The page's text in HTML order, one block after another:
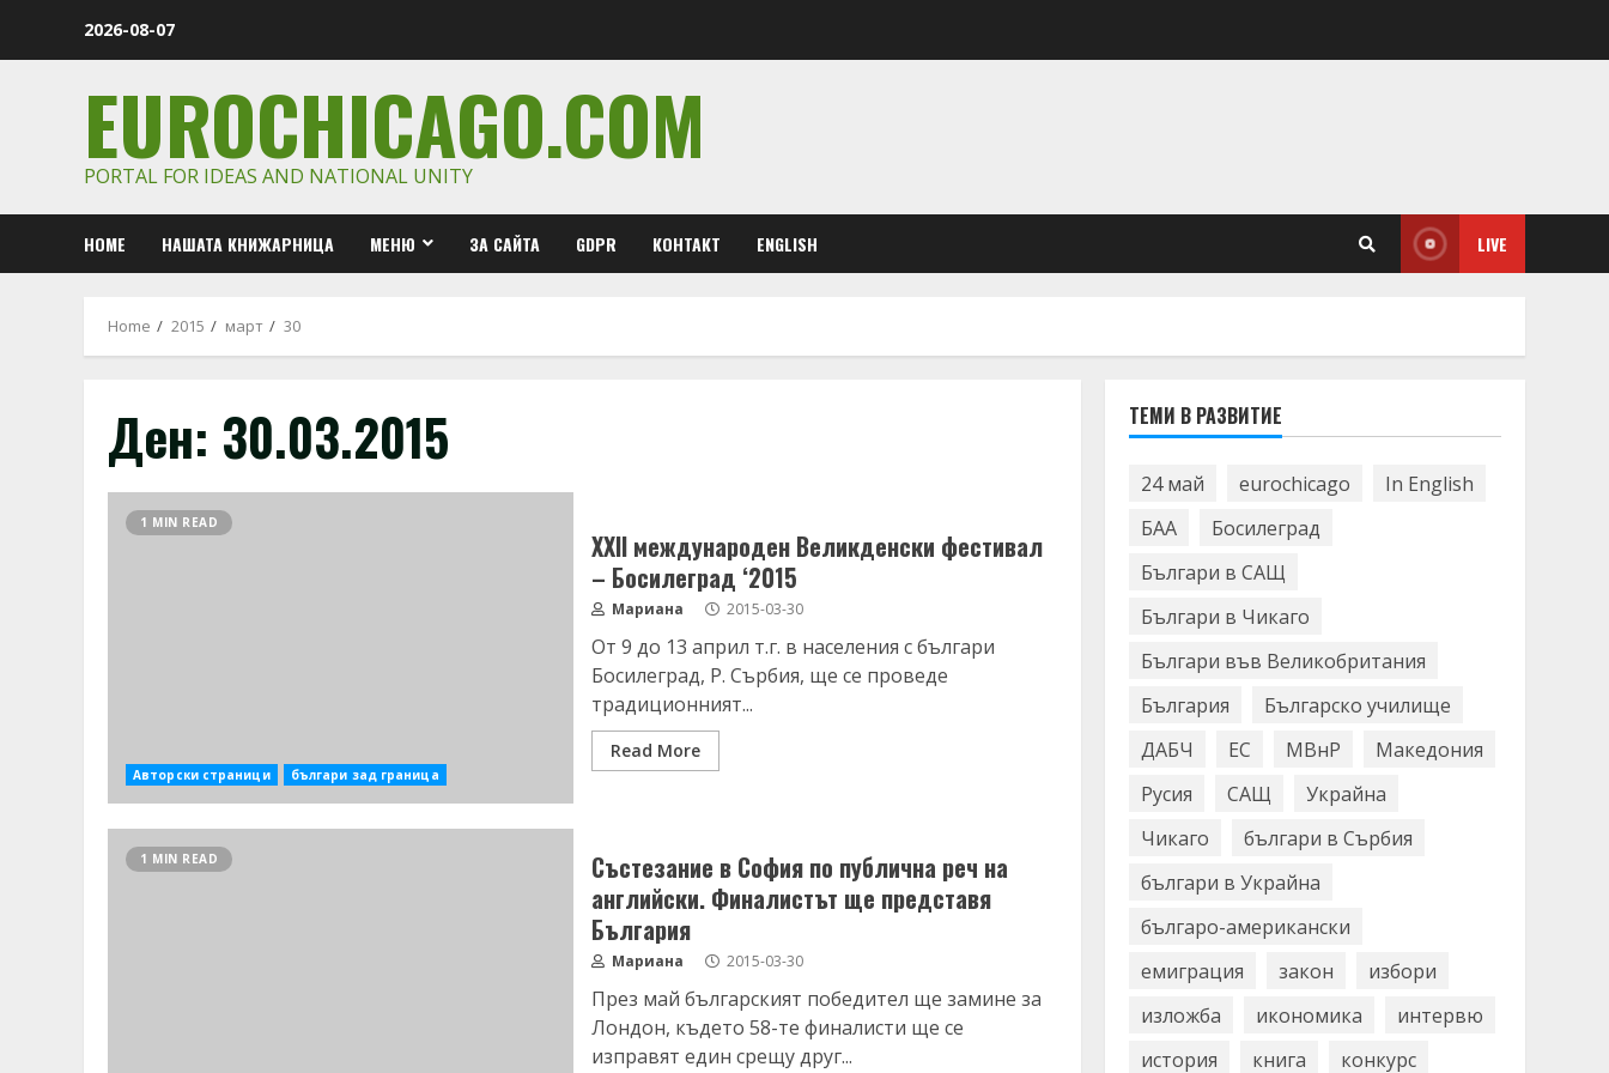
2026-08-07
EUROCHICAGO.COM
PORTAL FOR IDEAS AND NATIONAL UNITY
HOME НАШАТА КНИЖАРНИЦА МЕНЮ ЗА САЙТА GDPR КОНТАКТ ENGLISH LIVE
Home 2015 март 30
Ден: 30.03.2015
1 MIN READ
Авторски страници българи зад граница
XXII международен Великденски фестивал
– Босилеград ‘2015
Мариана 2015-03-30
От 9 до 13 април т.г. в населения с българи
Босилеград, Р. Сърбия, ще се проведе
традиционният...
Read More
1 MIN READ
Състезание в София по публична реч на
английски. Финалистът ще представя
България
Мариана 2015-03-30
През май българският победител ще замине за
Лондон, където 58-те финалисти ще се
изправят един срещу друг...
ТЕМИ В РАЗВИТИЕ
24 май eurochicago
In English
БАА
Босилеград
Българи в САЩ
Българи в Чикаго
Българи във Великобритания
България
Българско училище
ДАБЧ
ЕС МВнР
Македония
Русия
САЩ
Украйна
Чикаго
българи в Сърбия
българи в Украйна
българо-американски
емиграция
закон
избори
изложба
икономика
интервю
история
книга
конкурс